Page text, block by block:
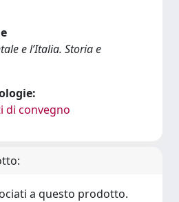
e l’Italia. Storia e
di convegno
a questo prodotto.